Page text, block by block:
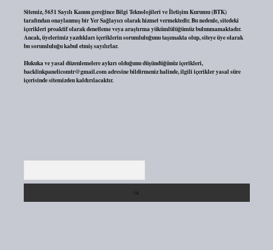
Sitemiz, 5651 Sayılı Kanun gereğince Bilgi Teknolojileri ve İletişim Kurumu (BTK)
tarafından onaylanmış bir Yer Sağlayıcı olarak hizmet vermektedir. Bu nedenle, sitedeki
içerikleri proaktif olarak denetleme veya araştırma yükümlülüğümüz bulunmamaktadır.
Ancak, üyelerimiz yazdıkları içeriklerin sorumluluğunu taşımakta olup, siteye üye olarak
bu sorumluluğu kabul etmiş sayılırlar.
Hukuka ve yasal düzenlemelere aykırı olduğunu düşündüğünüz içerikleri,
backlinkpanelicomtr@gmail.comadresine bildirmeniz halinde, ilgili içerikler yasal süre
içerisinde sitemizden kaldırılacaktır.